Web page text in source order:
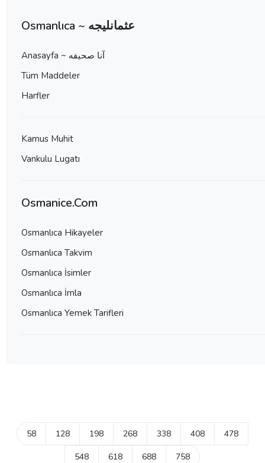
Osmanlıca ~ عثمانليجه
Anasayfa ~ آنا صحيفه
Tüm Maddeler
Harfler
Kamus Muhit
Vankulu Lugatı
Osmanice.Com
Osmanlıca Hikayeler
Osmanlıca Takvim
Osmanlıca İsimler
Osmanlıca İmla
Osmanlıca Yemek Tarifleri
58 128 198 268 338 408 478
548 618 688 758